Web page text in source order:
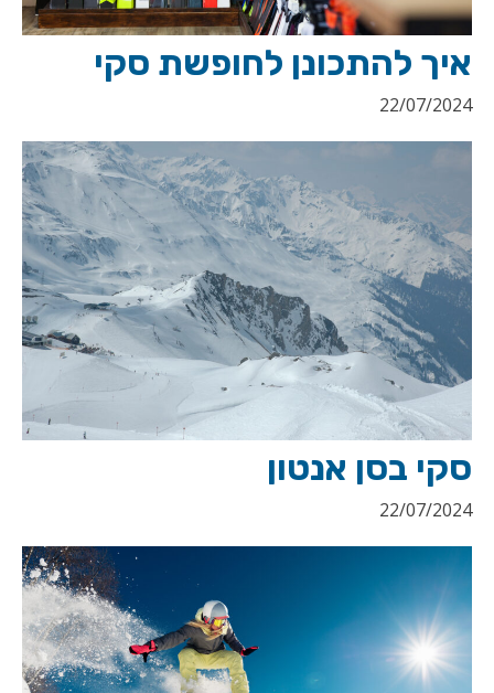
איך להתכונן לחופשת סקי
22/07/2024
סקי בסן אנטון
22/07/2024